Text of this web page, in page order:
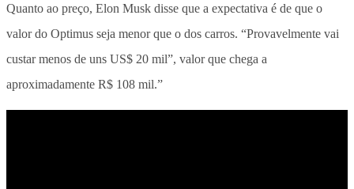
Quanto ao preço, Elon Musk disse que a expectativa é de que o
valor do Optimus seja menor que o dos carros. “Provavelmente vai
custar menos de uns US$ 20 mil”, valor que chega a
aproximadamente R$ 108 mil.”